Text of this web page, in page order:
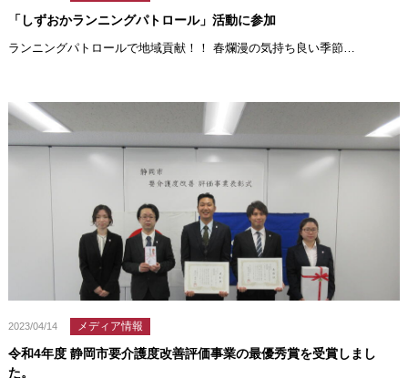
「しずおかランニングパトロール」活動に参加
ランニングパトロールで地域貢献！！ 春爛漫の気持ち良い季節…
2023/04/14 メディア情報
令和4年度 静岡市要介護度改善評価事業の最優秀賞を受賞しまし
た。